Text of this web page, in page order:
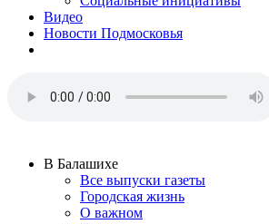
Видео
Новости Подмосковья
В Балашихе
Все выпуски газеты
Городская жизнь
О важном